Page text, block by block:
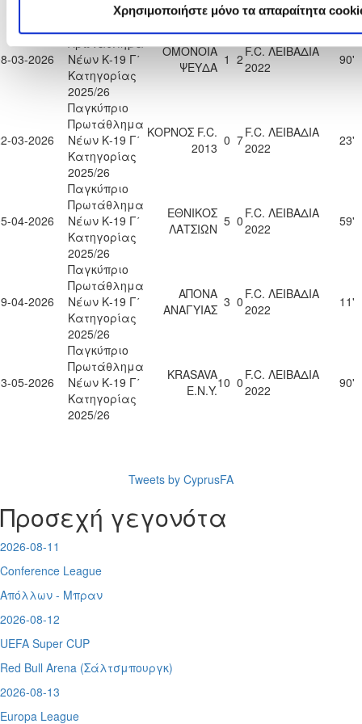
Χρησιμοποιήστε μόνο τα απαραίτητα
03-2026
Πρωτάθλημα
Νέων Κ-19 Γ΄
Κατηγορίας
2025/26
ΟΜΟΝΟΙΑ
ΨΕΥΔΑ 1 2F.C. ΛΕΙΒΑΔΙΑ
2022
90'
03-2026
Παγκύπριο
Πρωτάθλημα
Νέων Κ-19 Γ΄
Κατηγορίας
2025/26
ΚΟΡΝΟΣ F.C.
2013 0 7F.C. ΛΕΙΒΑΔΙΑ
2022
23'
04-2026
Παγκύπριο
Πρωτάθλημα
Νέων Κ-19 Γ΄
Κατηγορίας
2025/26
ΕΘΝΙΚΟΣ
ΛΑΤΣΙΩΝ 5 0 F.C. ΛΕΙΒΑΔΙΑ
2022
59'
04-2026
Παγκύπριο
Πρωτάθλημα
Νέων Κ-19 Γ΄
Κατηγορίας
2025/26
ΑΠΟΝΑ
ΑΝΑΓΥΙΑΣ 3 0 F.C. ΛΕΙΒΑΔΙΑ
2022
11'
05-2026
Παγκύπριο
Πρωτάθλημα
Νέων Κ-19 Γ΄
Κατηγορίας
2025/26
KRASAVA
Ε.Ν.Y.10 0 F.C. ΛΕΙΒΑΔΙΑ
2022
90'
Tweets by CyprusFA
Προσεχή γεγονότα
2026-08-11
Conference League
Απόλλων - Μπραν
2026-08-12
UEFA Super CUP
Red Bull Arena (Σάλτσμπουργκ)
2026-08-13
Europa League